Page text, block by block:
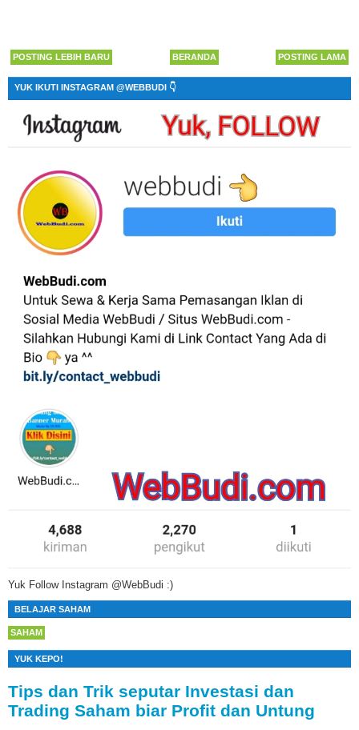
POSTING LEBIH BARU POSTING LAMA
BERANDA
YUK IKUTI INSTAGRAM @WEBBUDI 👇
Yuk Follow Instagram @WebBudi :)
BELAJAR SAHAM
SAHAM
YUK KEPO!
Tips dan Trik seputar Investasi dan
Trading Saham biar Profit dan Untung